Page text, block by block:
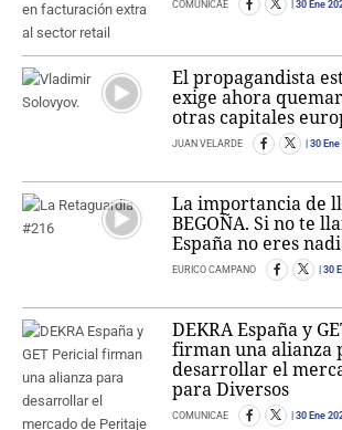
COMUNICAE 30 Ene
El propagandista
exige ahora
otras capitales
JUAN VELARDE 30
La importancia de
BEGOÑA. Si no te
España no eres
EURICO CAMPANO 30
DEKRA España y
firman una alianza
desarrollar el
para Diversos
COMUNICAE 30 Ene